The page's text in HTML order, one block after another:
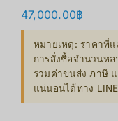
47,000.00฿
หมายเหตุ: ราคาที่แ
การสั่งซื้อจำนวนห
รวมค่าขนส่ง ภาษี
แน่นอนได้ทาง